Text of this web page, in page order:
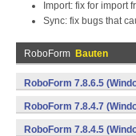
Import: fix for import
Sync: fix bugs that
RoboForm Bauten
RoboForm 7.8.6.5
RoboForm 7.8.4.7
RoboForm 7.8.4.5